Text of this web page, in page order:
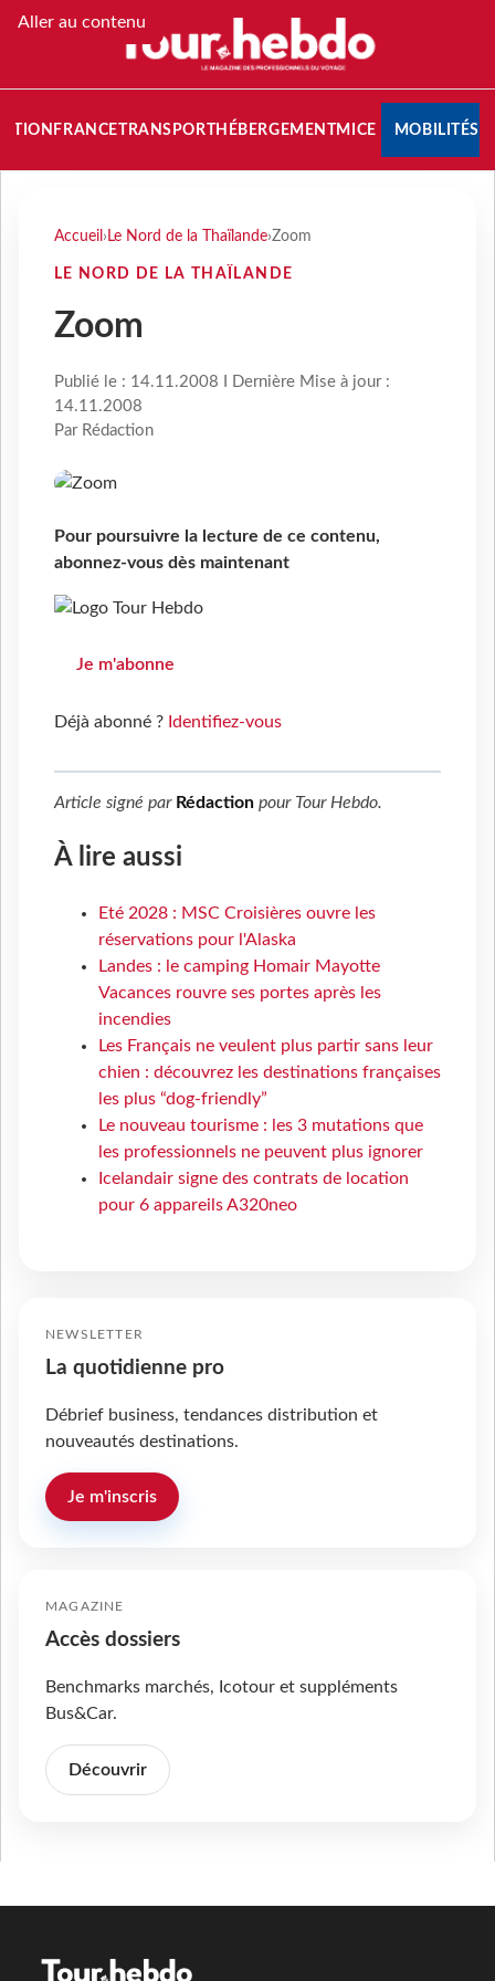
Aller au contenu
FRANCETRANSPORT HÉBERGEMENTMICE MOBILITÉS
Accueil › Le Nord de la Thaïlande›Zoom
LE NORD DE LA THAÏLANDE
Zoom
Publié le : 14.11.2008 I Dernière Mise à jour :
14.11.2008
Par Rédaction
Pour poursuivre la lecture de ce contenu,
abonnez-vous dès maintenant
Je m'abonne
Déjà abonné ? Identifiez-vous
Article signé par Rédaction pour Tour Hebdo.
À lire aussi
Eté 2028 : MSC Croisières ouvre les
réservations pour l'Alaska
Landes : le camping Homair Mayotte
Vacances rouvre ses portes après les
incendies
Les Français ne veulent plus partir sans leur
chien : découvrez les destinations françaises
les plus “dog-friendly”
Le nouveau tourisme : les 3 mutations que
les professionnels ne peuvent plus ignorer
Icelandair signe des contrats de location
pour 6 appareils A320neo
NEWSLETTER
La quotidienne pro
Débrief business, tendances distribution et
nouveautés destinations.
Je m'inscris
MAGAZINE
Accès dossiers
Benchmarks marchés, Icotour et suppléments
Bus&Car.
Découvrir